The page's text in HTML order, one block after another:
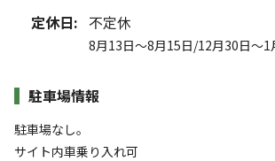
定休日: 不定休
8月13日～8月15日/12月30日～1
駐車場情報
駐車場なし。
サイト内車乗り入れ可